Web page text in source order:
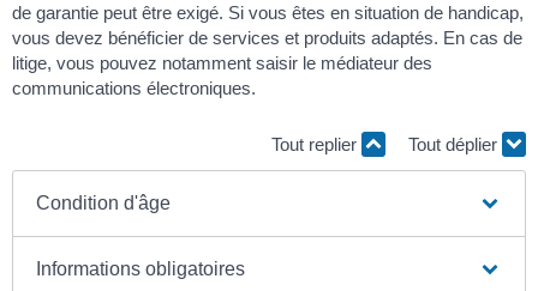
de garantie peut être exigé. Si vous êtes en situation de handicap,
vous devez bénéficier de services et produits adaptés. En cas de
litige, vous pouvez notamment saisir le médiateur des
communications électroniques.
Tout replier Tout déplier
Condition d'âge
Informations obligatoires